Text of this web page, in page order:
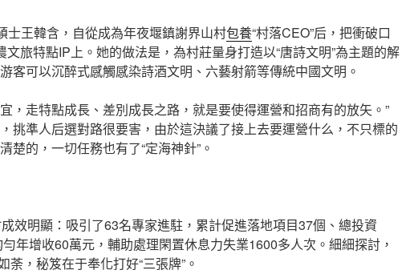
士王韓含，自從成為年夜堰鎮謝界山村包養“村落CEO”后，把衝破口
旅特點IP上。她的做法是，為村莊量身打造以“唐詩文明”為主題的解
客可以沉醉式感觸感染詩酒文明、六藝射箭等傳統中國文明。
，走特點成長、差別成長之路，就是要使得運營和招商有的放矢。”
挑準人后選對路很要害，由於這決議了接上去要運營什么，不只標的
楚的，一切任務也有了“定海神針”。
效明顯：吸引了63名專家進駐，累計促進落地項目37個、總投資
年增收60萬元，輔助處理閑置休息力失業1600多人次。細細探討，
荼，秘笈在于奉化打好“三張牌”。